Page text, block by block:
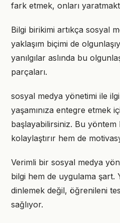
fark etmek, onları
Bilgi birikimi artıkça sosyal
yaklaşım biçimi de
yanılgılar aslında bu
parçaları.
sosyal medya yönetimi ile
yaşamınıza entegre etmek
başlayabilirsiniz. Bu
kolaylaştırır hem de
Verimli bir sosyal medya
bilgi hem de uygulama şart.
dinlemek değil, öğrenileni
sağlıyor.